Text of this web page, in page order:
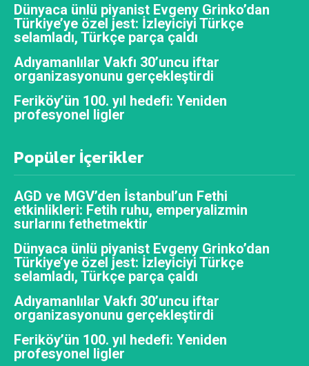
Dünyaca ünlü piyanist Evgeny Grinko’dan
Türkiye’ye özel jest: İzleyiciyi Türkçe
selamladı, Türkçe parça çaldı
Adıyamanlılar Vakfı 30’uncu iftar
organizasyonunu gerçekleştirdi
Feriköy’ün 100. yıl hedefi: Yeniden
profesyonel ligler
Popüler İçerikler
AGD ve MGV’den İstanbul’un Fethi
etkinlikleri: Fetih ruhu, emperyalizmin
surlarını fethetmektir
Dünyaca ünlü piyanist Evgeny Grinko’dan
Türkiye’ye özel jest: İzleyiciyi Türkçe
selamladı, Türkçe parça çaldı
Adıyamanlılar Vakfı 30’uncu iftar
organizasyonunu gerçekleştirdi
Feriköy’ün 100. yıl hedefi: Yeniden
profesyonel ligler